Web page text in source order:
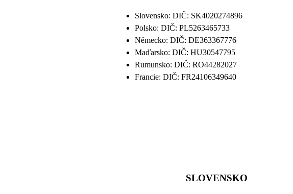
Slovensko: DIČ: SK4020274896
Polsko: DIČ: PL5263465733
Německo: DIČ: DE363367776
Maďarsko: DIČ: HU30547795
Rumunsko: DIČ: RO44282027
Francie: DIČ: FR24106349640
SLOVENSKO